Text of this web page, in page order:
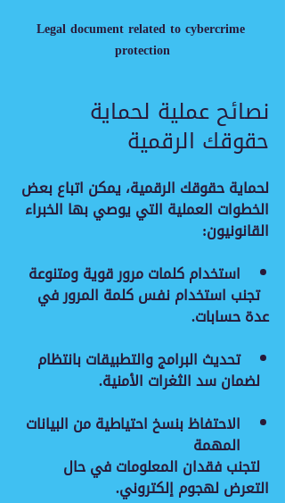
Legal document related to cybercrime
protection
نصائح عملية لحماية
حقوقك الرقمية
لحماية حقوقك الرقمية، يمكن اتباع بعض
الخطوات العملية التي يوصي بها الخبراء
القانونيون:
استخدام كلمات مرور قوية ومتنوعة
  تجنب استخدام نفس كلمة المرور في
عدة حسابات.
تحديث البرامج والتطبيقات بانتظام
الاحتفاظ بنسخ احتياطية من البيانات
المهمة
  لتجنب فقدان المعلومات في حال
التعرض لهجوم إلكتروني.